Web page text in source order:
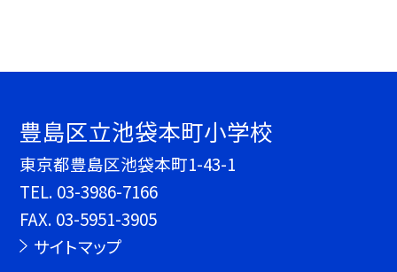
豊島区立池袋本町小学校
東京都豊島区池袋本町1-43-1
TEL. 03-3986-7166
FAX. 03-5951-3905
サイトマップ